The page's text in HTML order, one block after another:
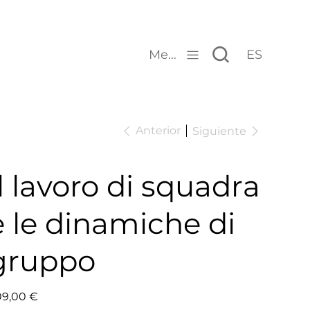
Menu ES
Anterior Siguiente
lavoro di squadra
le dinamiche di
€